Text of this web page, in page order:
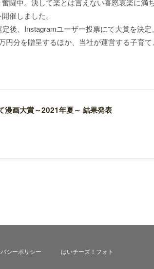
闘中。決して楽とは言えない喜怒哀楽に満
催しました。
後、Instagramユーザー投票にて大賞を決定。
分を贈呈するほか、当社が運営する子育
漫画大賞～2021年夏～ 結果発表
シーポリシー はいチーズ！フォト